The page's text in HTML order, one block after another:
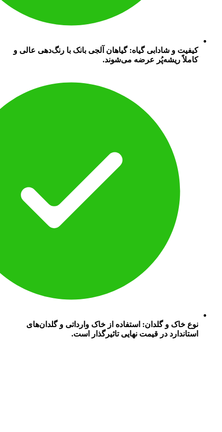
کیفیت و شادابی گیاه: گیاهان آلجی بانک با رنگ‌دهی عالی و
کاملاً ریشه‌پُر عرضه می‌شوند.
نوع خاک و گلدان: استفاده از خاک وارداتی و گلدان‌های
استاندارد در قیمت نهایی تاثیرگذار است.